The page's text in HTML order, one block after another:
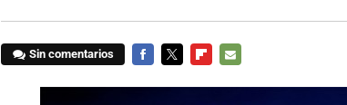
Sin comentarios